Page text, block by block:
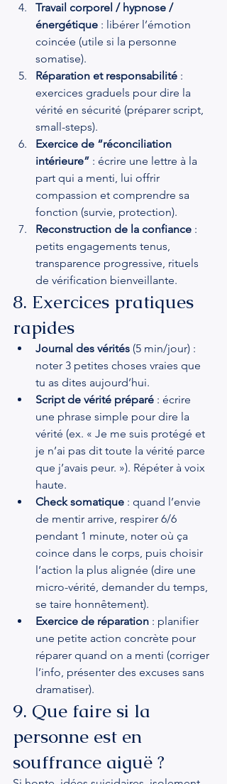
Travail corporel / hypnose /
énergétique : libérer l’émotion
coincée (utile si la personne
somatise).
Réparation et responsabilité :
exercices graduels pour dire la
vérité en sécurité (préparer script,
small-steps).
Exercice de “réconciliation
intérieure” : écrire une lettre à la
part qui a menti, lui offrir
compassion et comprendre sa
fonction (survie, protection).
Reconstruction de la confiance :
petits engagements tenus,
transparence progressive, rituels
de vérification bienveillante.
8. Exercices pratiques
rapides
Journal des vérités (5 min/jour) :
noter 3 petites choses vraies que
tu as dites aujourd’hui.
Script de vérité préparé : écrire
une phrase simple pour dire la
vérité (ex. « Je me suis protégé et
je n’ai pas dit toute la vérité parce
que j’avais peur. »). Répéter à voix
haute.
Check somatique : quand l’envie
de mentir arrive, respirer 6/6
pendant 1 minute, noter où ça
coince dans le corps, puis choisir
l’action la plus alignée (dire une
micro-vérité, demander du temps,
se taire honnêtement).
Exercice de réparation : planifier
une petite action concrète pour
réparer quand on a menti (corriger
l’info, présenter des excuses sans
dramatiser).
9. Que faire si la
personne est en
souffrance aiguë ?